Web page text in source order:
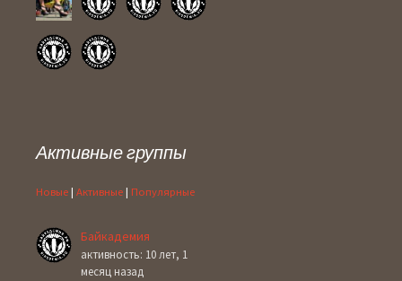
Активные группы
Новые | Активные | Популярные
Байкадемия
активность: 10 лет, 1
месяц назад